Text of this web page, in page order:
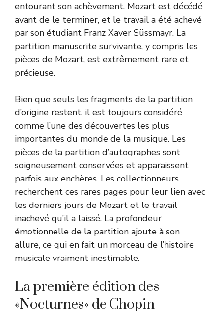
entourant son achèvement. Mozart est décédé
avant de le terminer, et le travail a été achevé
par son étudiant Franz Xaver Süssmayr. La
partition manuscrite survivante, y compris les
pièces de Mozart, est extrêmement rare et
précieuse.
Bien que seuls les fragments de la partition
d’origine restent, il est toujours considéré
comme l’une des découvertes les plus
importantes du monde de la musique. Les
pièces de la partition d’autographes sont
soigneusement conservées et apparaissent
parfois aux enchères. Les collectionneurs
recherchent ces rares pages pour leur lien avec
les derniers jours de Mozart et le travail
inachevé qu’il a laissé. La profondeur
émotionnelle de la partition ajoute à son
allure, ce qui en fait un morceau de l’histoire
musicale vraiment inestimable.
La première édition des
«Nocturnes» de Chopin